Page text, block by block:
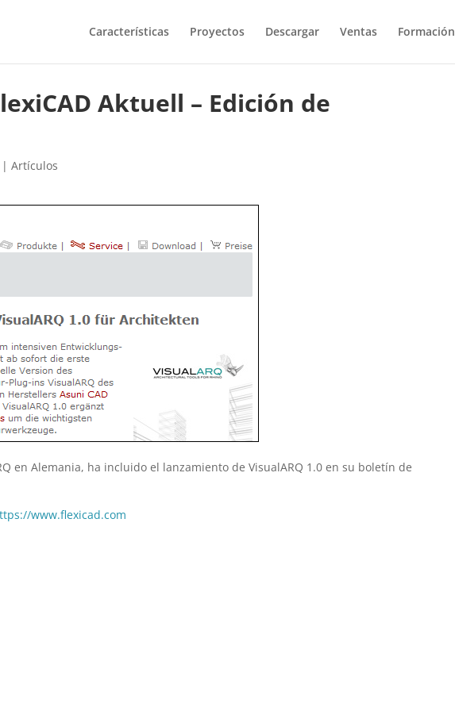
Características Proyectos Descargar Ventas Formación
Aktuell – Edición de
|Artículos
en Alemania, ha incluido el lanzamiento de VisualARQ 1.0 en su boletín de
www.flexicad.com